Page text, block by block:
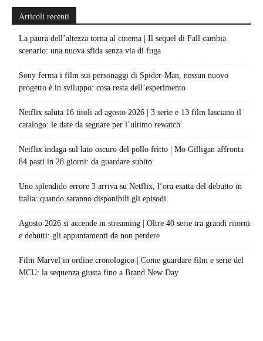
Articoli recenti
La paura dell’altezza torna al cinema | Il sequel di Fall cambia
scenario: una nuova sfida senza via di fuga
Sony ferma i film sui personaggi di Spider-Man, nessun nuovo
progetto è in sviluppo: cosa resta dell’esperimento
Netflix saluta 16 titoli ad agosto 2026 | 3 serie e 13 film lasciano il
catalogo: le date da segnare per l’ultimo rewatch
Netflix indaga sul lato oscuro del pollo fritto | Mo Gilligan affronta
84 pasti in 28 giorni: da guardare subito
Uno splendido errore 3 arriva su Netflix, l’ora esatta del debutto in
italia: quando saranno disponibili gli episodi
Agosto 2026 si accende in streaming | Oltre 40 serie tra grandi ritorni
e debutti: gli appuntamenti da non perdere
Film Marvel in ordine cronologico | Come guardare film e serie del
MCU: la sequenza giusta fino a Brand New Day